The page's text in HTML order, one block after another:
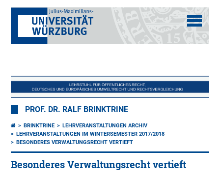
PROF. DR. RALF BRINKTRINE
BRINKTRINE
LEHRVERANSTALTUNGEN ARCHIV
LEHRVERANSTALTUNGEN IM WINTERSEMESTER 2017/2018
BESONDERES VERWALTUNGSRECHT VERTIEFT
Besonderes Verwaltungsrecht vertieft